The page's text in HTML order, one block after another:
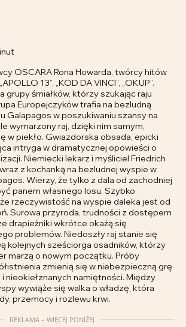
OSCARA Rona Howarda, twórcy hitów
13”, „KOD DA VINCI”, „OKUP”.
grupy śmiałków, którzy szukając raju
Europejczyków trafia na bezludną
Galapagos w poszukiwaniu szansy na
wymarzony raj, dzięki nim samym,
w piekło. Gwiazdorska obsada, epicki
intryga w dramatycznej opowieści o
Niemiecki lekarz i myśliciel Friedrich
z kochanką na bezludnej wyspie w
Wierzy, że tylko z dala od zachodniej
panem własnego losu. Szybko
rzeczywistość na wyspie daleka jest od
Surowa przyroda, trudności z dostępem
drapieżniki wkrótce okażą się
problemów. Niedoszły raj stanie się
kolejnych sześciorga osadników, którzy
marzą o nowym początku. Próby
zmienią się w niebezpieczną grę
nieokiełznanych namiętności. Między
wywiąże się walka o władzę, która
przemocy i rozlewu krwi.
REKLAMA – WIĘCEJ PONIŻEJ